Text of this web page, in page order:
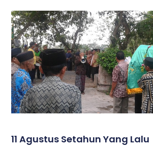
11 Agustus Setahun Yang Lalu